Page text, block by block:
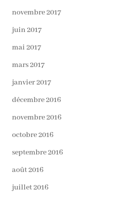
novembre 2017
juin 2017
mai 2017
mars 2017
janvier 2017
décembre 2016
novembre 2016
octobre 2016
septembre 2016
août 2016
juillet 2016